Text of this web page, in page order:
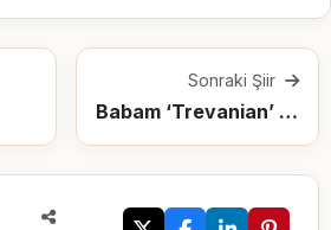
Sonraki Şiir
Babam ‘Trevanian’ Türkiye’de çok sevildiğini biliyordu